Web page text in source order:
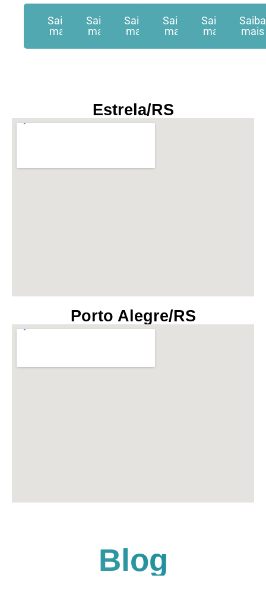
Saiba
mais
Saiba
mais
Saiba
mais
Saiba
mais
Saiba
mais
Saiba
mais
Estrela/RS
Porto Alegre/RS
Blog